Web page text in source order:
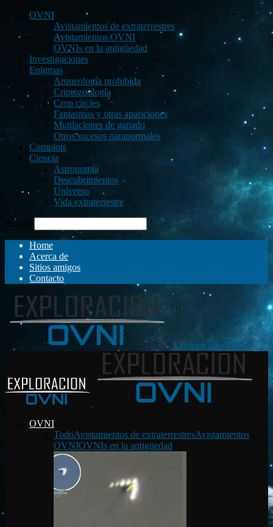
OVNI
Avistamientos de extraterrestres
Avistamientos OVNI
OVNIs en la antigüedad
Investigaciones
Enigmas
Arqueología prohibida
Criptozoología
Crop circles
Fantasmas y otras apariciones
Mutilaciones de ganado
Otros sucesos paranormales
Complots
Ciencia
Astronomía
Descubrimientos
Universo
Vida extraterrestre
Buscar
Home
Acerca de
Sitios amigos
Contacto
Exploración OVNI
OVNI
TodoAvistamientos de extraterrestresAvistamientos
OVNIOVNIs en la antigüedad